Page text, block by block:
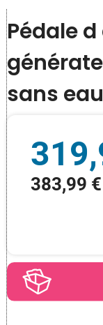
Pédale
sans eau
383,99